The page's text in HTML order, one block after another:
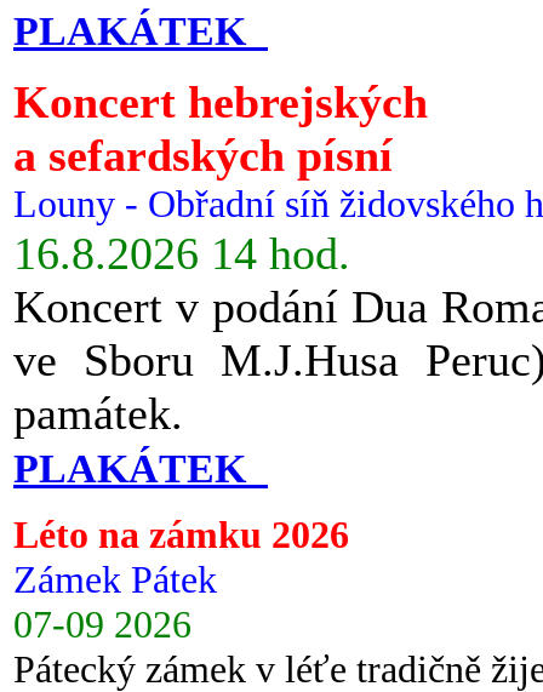
PLAKÁTEK
Koncert hebrejských
a sefardských písní
Louny - Obřadní síň židovského
16.8.2026 14 hod.
Koncert v podání Dua
ve Sboru M.J.Husa
památek.
PLAKÁTEK
Léto na zámku 2026
Zámek Pátek
07-09 2026
Pátecký zámek v léťe tradičně